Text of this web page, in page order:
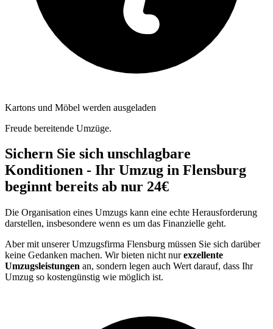
Kartons und Möbel werden ausgeladen
Freude bereitende Umzüge.
Sichern Sie sich unschlagbare
Konditionen - Ihr Umzug in Flensburg
beginnt bereits ab nur 24€
Die Organisation eines Umzugs kann eine echte Herausforderung
darstellen, insbesondere wenn es um das Finanzielle geht.
Aber mit unserer Umzugsfirma Flensburg müssen Sie sich darüber
keine Gedanken machen. Wir bieten nicht nurexzellente
Umzugsleistungen an, sondern legen auch Wert darauf, dass Ihr
Umzug so kostengünstig wie möglich ist.